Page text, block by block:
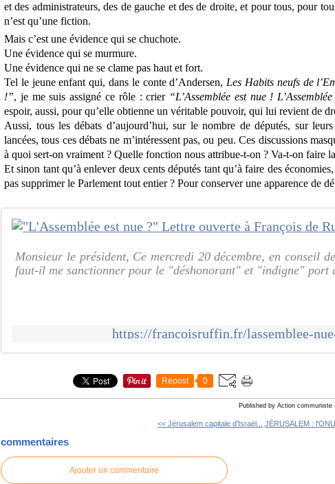
et des administrateurs, des de gauche et des de droite, et pour tous, pour
n’est qu’une fiction.
Mais c’est une évidence qui se chuchote.
Une évidence qui se murmure.
Une évidence qui ne se clame pas haut et fort.
Tel le jeune enfant qui, dans le conte d’Andersen, Les Habits neufs de
!”, je me suis assigné ce rôle : crier “L’Assemblée est nue !
espoir, aussi, pour qu’elle obtienne un véritable pouvoir, qui lui revient de
Aussi, tous les débats d’aujourd’hui, sur le nombre de députés, sur
lancées, tous ces débats ne m’intéressent pas, ou peu. Ces discussions
à quoi sert-on vraiment ? Quelle fonction nous attribue-t-on ? Va-t-on faire
Et sinon tant qu’à enlever deux cents députés tant qu’à faire des
pas supprimer le Parlement tout entier ? Pour conserver une apparence de
Monsieur le président, Ce mercredi 20 décembre, en conseil
faut-il me sanctionner pour le "déshonorant" et "indigne" port
https://francoisruffin.fr/lassemblee-
Repost 0
Published by Action communiste
<< Jérusalem capitale d'Israël... JÉRUSALEM :
commentaires
Ajouter un commentaire